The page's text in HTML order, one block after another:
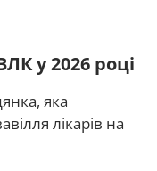
у 2026 році
яка
лікарів на